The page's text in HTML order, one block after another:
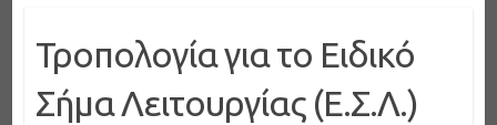
Τροπολογία για το Ειδικό
Σήμα Λειτουργίας (Ε.Σ.Λ.)